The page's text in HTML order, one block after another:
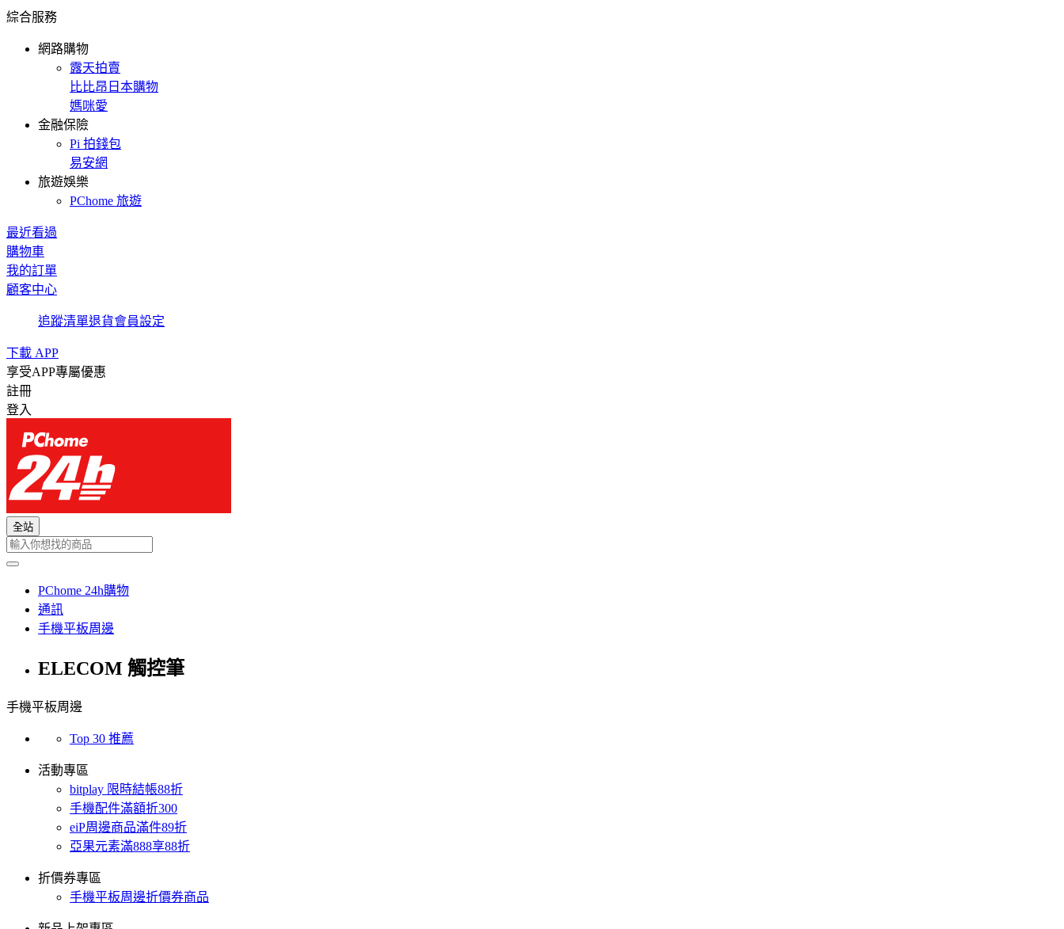
綜合服務
網路購物
露天拍賣
比比昂日本購物
媽咪愛
金融保險
Pi 拍錢包
易安網
旅遊娛樂
PChome 旅遊
最近看過
購物車
我的訂單
顧客中心
追蹤清單退貨會員設定
下載 APP
享受APP專屬優惠
註冊
登入
全站
PChome 24h購物
通訊
手機平板周邊
ELECOM 觸控筆
手機平板周邊
Top 30 推薦
活動專區
bitplay 限時結帳88折
手機配件滿額折300
eiP周邊商品滿件89折
亞果元素滿888享88折
折價券專區
手機平板周邊折價券商品